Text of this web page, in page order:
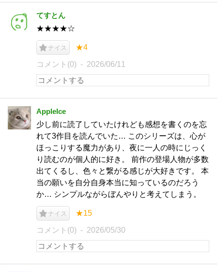
てすとん
★★★★☆
ナイス ★4
コメント(0) 2026/06/11
AppleIce
少し前に読了していたけれども感想を書くのを忘
れて3作目を読んでいた… このシリーズは、心が
ほっこりする魔力があり、夜に一人の時にじっく
り読むのが個人的に好き。 前作の登場人物が多数
出てくるし、色々と繋がる感じが大好きです。 本
当の願いを自分自身本当に知っているのだろう
か… シンプルながらぼんやりと考えてしまう。
ナイス ★15
コメント(0) 2026/05/30